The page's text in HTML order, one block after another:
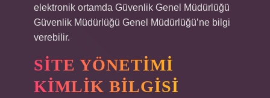
elektronik ortamda Güvenlik Genel Müdürlüğü
Güvenlik Müdürlüğü Genel Müdürlüğü’ne bilgi
verebilir.
SITE YÖNETIMI
KIMLIK BILGISI